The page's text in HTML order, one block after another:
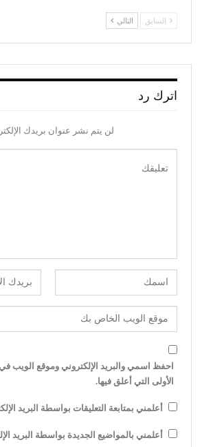
السابق التالي
اترك رد
لن يتم نشر عنوان بريدك
احفظ اسمي والبريد الإلكتروني وموقع الويب
الأولى التي أعلق فيها.
أعلمني بمتابعة التعليقات بواسطة البريد
أعلمني بالمواضيع الجديدة بواسطة البريد